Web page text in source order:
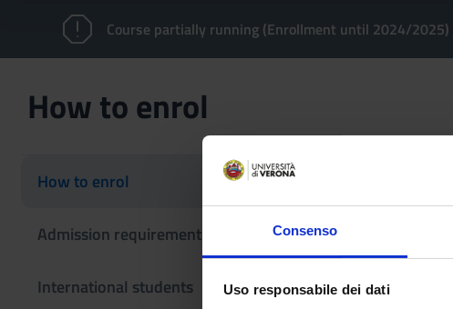
Consenso
Uso responsabile dei dati
Course partially running (Enrollment until 2024/2025)
How to enrol
How to enrol
Admission requirements
International students
How to enroll
This information is
If you are a new